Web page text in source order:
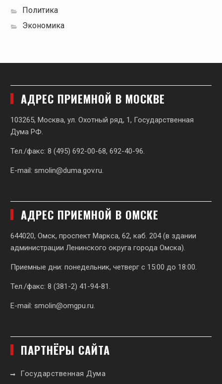
Политика
Экономика
АДРЕС ПРИЕМНОЙ В МОСКВЕ
103265, Москва, ул. Охотный ряд, 1, Государственная
Дума РФ.
Тел./факс: 8 (495) 692-00-68, 692-40-96.
E-mail: smolin@duma.gov.ru
АДРЕС ПРИЕМНОЙ В ОМСКЕ
644020, Омск, проспект Маркса, 62, каб. 204 (в здании
администрации Ленинского округа города Омска).
Приемные дни: понедельник, четверг с 15:00 до 18:00.
Тел./факс: 8 (381-2) 41-94-81.
E-mail: smolin@omgpu.ru
ПАРТНЁРЫ САЙТА
Государственная Дума